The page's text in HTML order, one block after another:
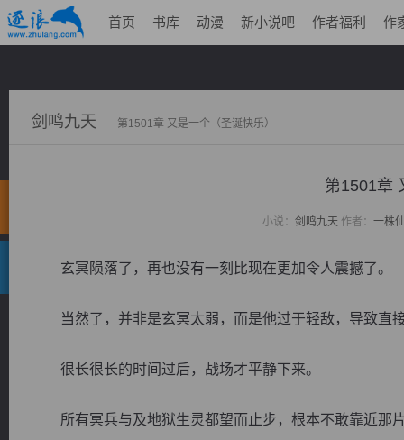
首页 书库 动漫 新小说吧 作者福利 作
剑鸣九天 第1501章 又是一个（圣诞快乐）
第1501章
小说： 剑鸣九天 作者： 一株
玄冥陨落了，再也没有一刻比现在更加令人震撼了。
当然了，并非是玄冥太弱，而是他过于轻敌，导致直
很长很长的时间过后，战场才平静下来。
所有冥兵与及地狱生灵都望而止步，根本不敢靠近那